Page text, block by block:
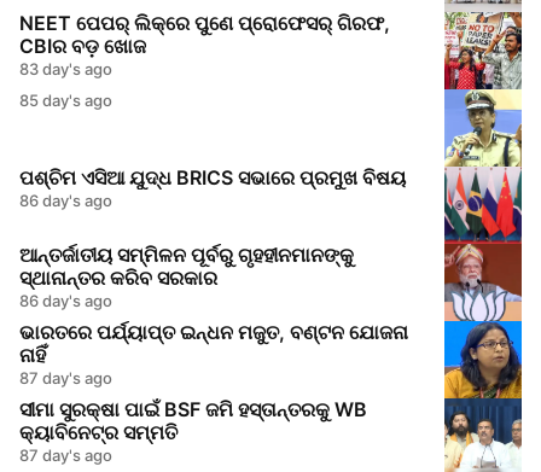
NEET ପେପର୍ ଲିକ୍‌ରେ ପୁଣେ ପ୍ରୋଫେସର୍‌ ଗିରଫ,
CBIର ବଡ଼ ଖୋଜ
83 day's ago
85 day's ago
ପଶ୍ଚିମ ଏସିଆ ଯୁଦ୍ଧ BRICS ସଭାରେ ପ୍ରମୁଖ ବିଷୟ
86 day's ago
ଆନ୍ତର୍ଜାତୀୟ ସମ୍ମିଳନ ପୂର୍ବରୁ ଗୃହହୀନମାନଙ୍କୁ
ସ୍ଥାନାନ୍ତର କରିବ ସରକାର
86 day's ago
ଭାରତରେ ପର୍ଯ୍ୟାପ୍ତ ଇନ୍ଧନ ମଜୁତ, ବଣ୍ଟନ ଯୋଜନା
ନାହିଁ
87 day's ago
ସୀମା ସୁରକ୍ଷା ପାଇଁ BSF ଜମି ହସ୍ତାନ୍ତରକୁ WB
କ୍ୟାବିନେଟ୍‌ର ସମ୍ମତି
87 day's ago